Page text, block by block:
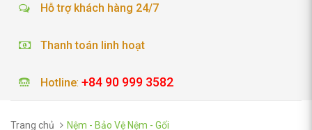
Hỗ trợ khách hàng 24/7
Thanh toán linh hoạt
Hotline: +84 90 999 3582
Trang chủ Nệm - Bảo Vệ Nệm - Gối